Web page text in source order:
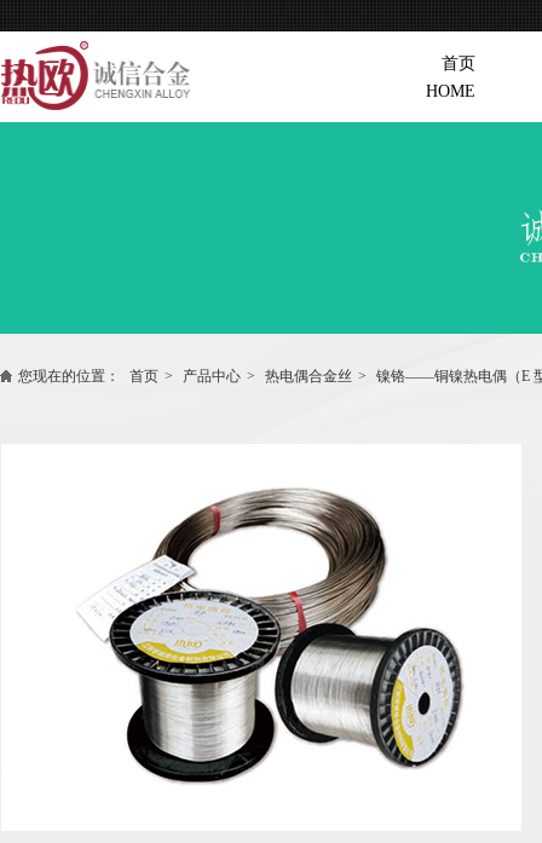
首页
HOME
您现在的位置： 首页 > 产品中心 > 热电偶合金丝 > 镍铬——铜镍热电偶（E